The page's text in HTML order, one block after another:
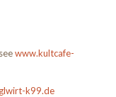
www.kultcafe-
k99.de